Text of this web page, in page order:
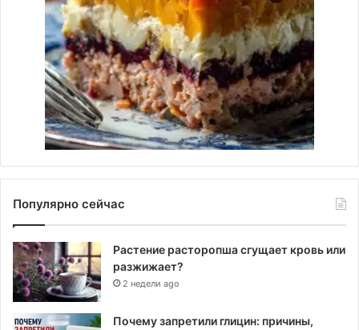
Популярно сейчас
Растение расторопша сгущает кровь или
разжижает?
2 недели ago
Почему запретили глицин: причины,